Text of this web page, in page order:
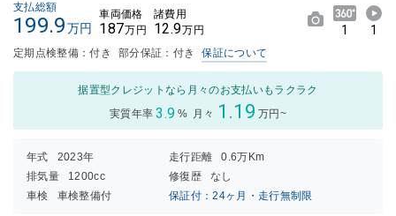
支払総額
199.9万円
車両価格
187万円
諸費用
12.9万円 1 1
定期点検整備：付き 部分保証：付き 保証について
据置型クレジットなら月々のお支払いもラクラク
実質年率 3.9 % 月々 1.19 万円~
年式 2023年 走行距離
0.6万Km
排気量
1200cc 修復歴
なし
車検
車検整備付 保証付：24ヶ月・走行無制限